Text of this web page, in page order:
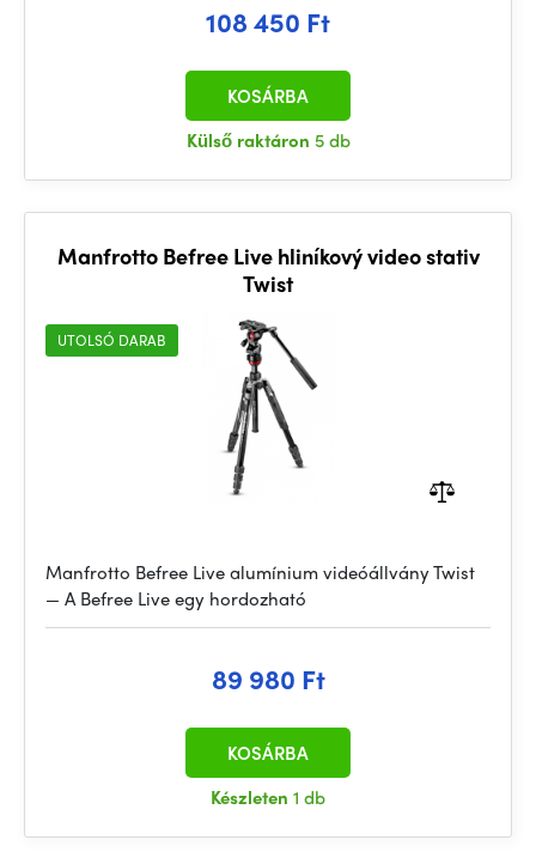
108 450 Ft
Külső raktáron 5 db
KOSÁRBA
Manfrotto Befree Live hliníkový video stativ
Twist
UTOLSÓ DARAB
Manfrotto Befree Live alumínium videóállvány Twist
— A Befree Live egy hordozható
89 980 Ft
Készleten 1 db
KOSÁRBA